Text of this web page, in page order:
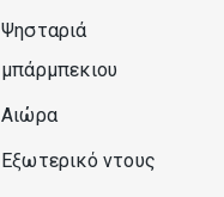
Ψησταριά
μπάρμπεκιου
Αιώρα
Εξωτερικό ντους